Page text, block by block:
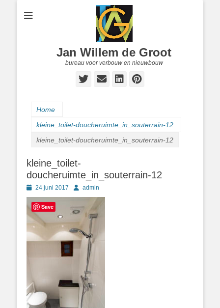
Jan Willem de Groot
bureau voor verbouw en nieuwbouw
Twitter
E-
LinkedIn
Pinterest
Home
kleine_toilet-doucheruimte_in_souterrain-12
kleine_toilet-doucheruimte_in_souterrain-12
kleine_toilet-
doucheruimte_in_souterrain-12
Geplaatst
op
24 juni 2017 Authoradmin
Save